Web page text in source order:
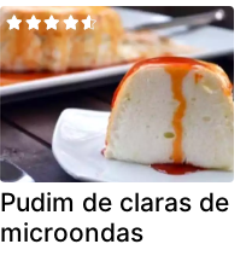
Pudim de claras de
microondas